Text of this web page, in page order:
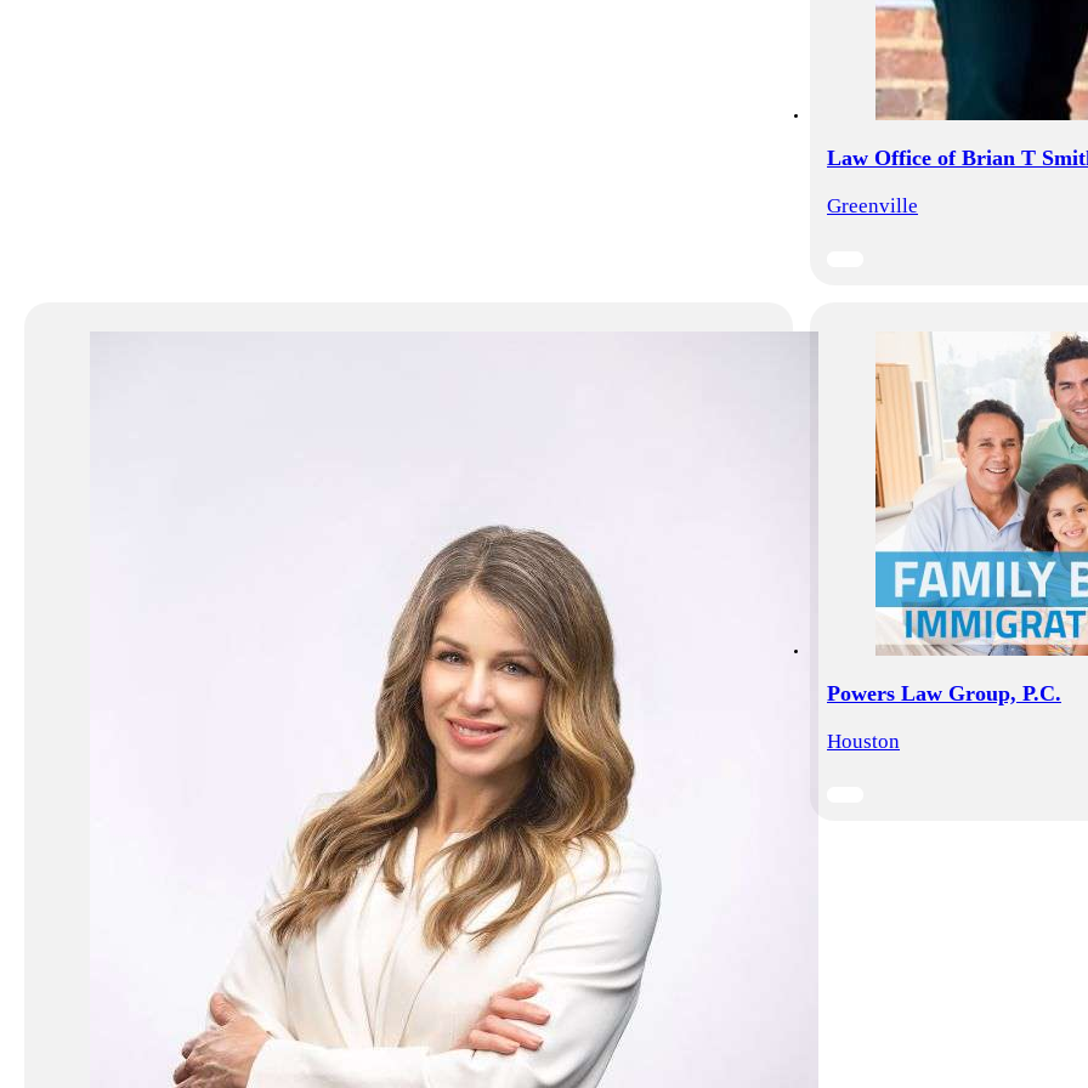
Law Office of Brian T
Greenville
Powers Law Group, P.C.
Houston